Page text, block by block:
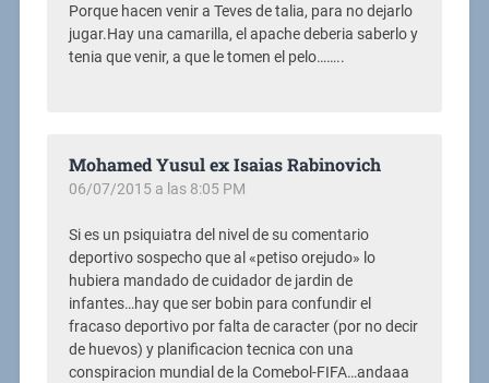
Porque hacen venir a Teves de talia, para no dejarlo
jugar.Hay una camarilla, el apache deberia saberlo y
tenia que venir, a que le tomen el pelo……..
Mohamed Yusul ex Isaias Rabinovich
06/07/2015 a las 8:05 PM
Si es un psiquiatra del nivel de su comentario
deportivo sospecho que al «petiso orejudo» lo
hubiera mandado de cuidador de jardin de
infantes…hay que ser bobin para confundir el
fracaso deportivo por falta de caracter (por no decir
de huevos) y planificacion tecnica con una
conspiracion mundial de la Comebol-FIFA…andaaa